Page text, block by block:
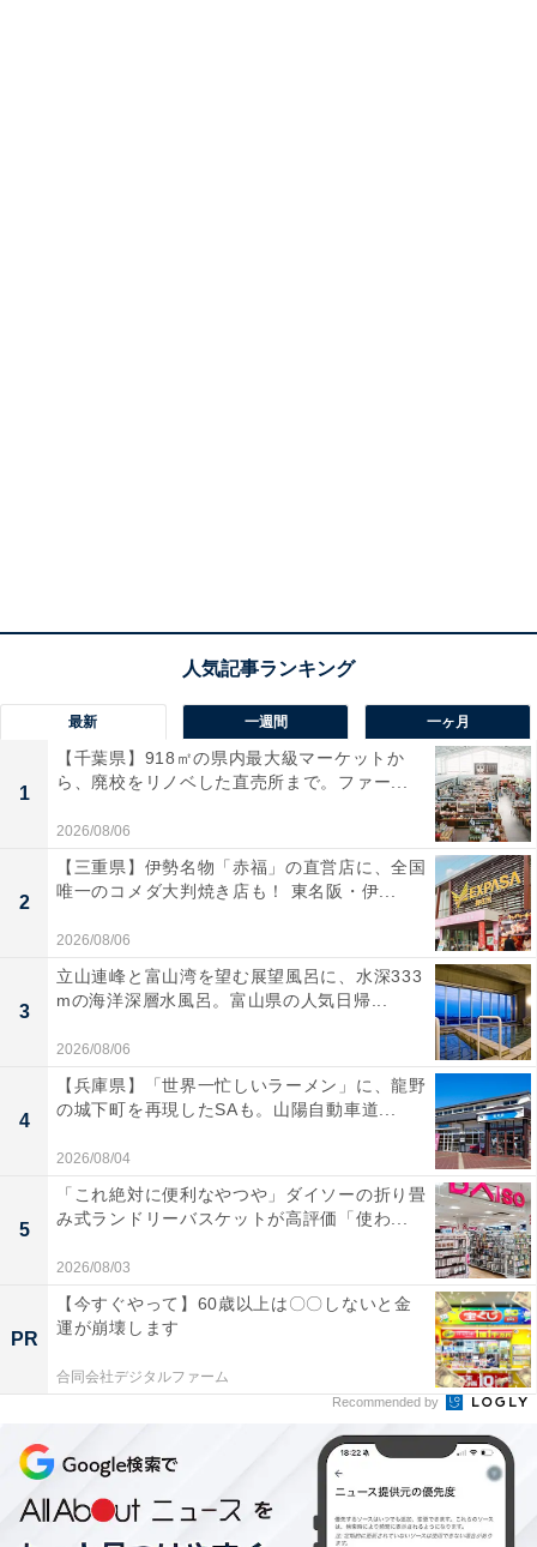
最新 一週間 一ヶ月
1
【千葉県】918㎡の県内最大級マーケットか
ら、廃校をリノベした直売所まで。ファー...
2026/08/06
2
【三重県】伊勢名物「赤福」の直営店に、全国
唯一のコメダ大判焼き店も！ 東名阪・伊...
2026/08/06
3
立山連峰と富山湾を望む展望風呂に、水深333
mの海洋深層水風呂。富山県の人気日帰...
2026/08/06
4
【兵庫県】「世界一忙しいラーメン」に、龍野
の城下町を再現したSAも。山陽自動車道...
2026/08/04
5
「これ絶対に便利なやつや」ダイソーの折り畳
み式ランドリーバスケットが高評価「使わ...
2026/08/03
PR
【今すぐやって】60歳以上は〇〇しないと金
運が崩壊します
合同会社デジタルファーム
Recommended by